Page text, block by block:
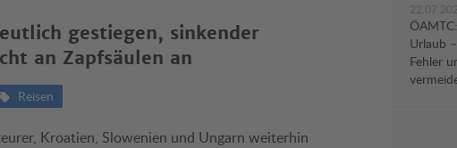
gestiegen, sinkender
an Zapfsäulen an
Reisen
Kroatien, Slowenien und Ungarn weiterhin
Urlaub
Fehler